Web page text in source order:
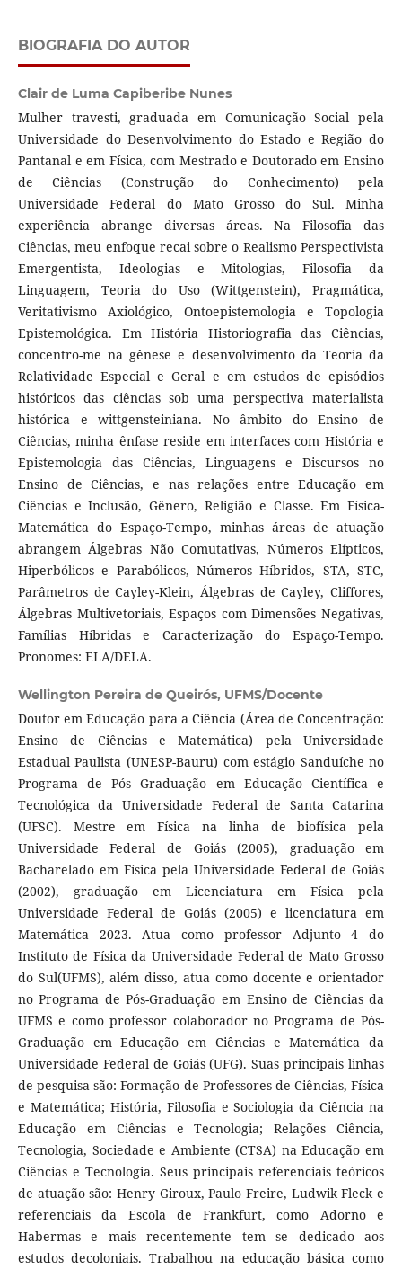
BIOGRAFIA DO AUTOR
Clair de Luma Capiberibe Nunes
Mulher travesti, graduada em Comunicação Social pela
Universidade do Desenvolvimento do Estado e Região do
Pantanal e em Física, com Mestrado e Doutorado em Ensino
de Ciências (Construção do Conhecimento) pela
Universidade Federal do Mato Grosso do Sul. Minha
experiência abrange diversas áreas. Na Filosofia das
Ciências, meu enfoque recai sobre o Realismo Perspectivista
Emergentista, Ideologias e Mitologias, Filosofia da
Linguagem, Teoria do Uso (Wittgenstein), Pragmática,
Veritativismo Axiológico, Ontoepistemologia e Topologia
Epistemológica. Em História Historiografia das Ciências,
concentro-me na gênese e desenvolvimento da Teoria da
Relatividade Especial e Geral e em estudos de episódios
históricos das ciências sob uma perspectiva materialista
histórica e wittgensteiniana. No âmbito do Ensino de
Ciências, minha ênfase reside em interfaces com História e
Epistemologia das Ciências, Linguagens e Discursos no
Ensino de Ciências, e nas relações entre Educação em
Ciências e Inclusão, Gênero, Religião e Classe. Em Física-
Matemática do Espaço-Tempo, minhas áreas de atuação
abrangem Álgebras Não Comutativas, Números Elípticos,
Hiperbólicos e Parabólicos, Números Híbridos, STA, STC,
Parâmetros de Cayley-Klein, Álgebras de Cayley, Cliffores,
Álgebras Multivetoriais, Espaços com Dimensões Negativas,
Famílias Híbridas e Caracterização do Espaço-Tempo.
Pronomes: ELA/DELA.
Wellington Pereira de Queirós, UFMS/Docente
Doutor em Educação para a Ciência (Área de Concentração:
Ensino de Ciências e Matemática) pela Universidade
Estadual Paulista (UNESP-Bauru) com estágio Sanduíche no
Programa de Pós Graduação em Educação Científica e
Tecnológica da Universidade Federal de Santa Catarina
(UFSC). Mestre em Física na linha de biofísica pela
Universidade Federal de Goiás (2005), graduação em
Bacharelado em Física pela Universidade Federal de Goiás
(2002), graduação em Licenciatura em Física pela
Universidade Federal de Goiás (2005) e licenciatura em
Matemática 2023. Atua como professor Adjunto 4 do
Instituto de Física da Universidade Federal de Mato Grosso
do Sul(UFMS), além disso, atua como docente e orientador
no Programa de Pós-Graduação em Ensino de Ciências da
UFMS e como professor colaborador no Programa de Pós-
Graduação em Educação em Ciências e Matemática da
Universidade Federal de Goiás (UFG). Suas principais linhas
de pesquisa são: Formação de Professores de Ciências, Física
e Matemática; História, Filosofia e Sociologia da Ciência na
Educação em Ciências e Tecnologia; Relações Ciência,
Tecnologia, Sociedade e Ambiente (CTSA) na Educação em
Ciências e Tecnologia. Seus principais referenciais teóricos
de atuação são: Henry Giroux, Paulo Freire, Ludwik Fleck e
referenciais da Escola de Frankfurt, como Adorno e
Habermas e mais recentemente tem se dedicado aos
estudos decoloniais. Trabalhou na educação básica como